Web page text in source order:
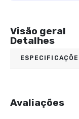
Visão geral
Detalhes
Avaliações